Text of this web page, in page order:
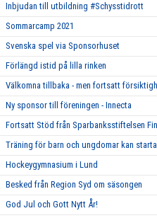
Inbjudan till utbildning #Schysstidrott
Sommarcamp 2021
Svenska spel via Sponsorhuset
Förlängd istid på lilla rinken
Välkomna tillbaka - men fortsatt
Ny sponsor till föreningen - Innecta
Fortsatt Stöd från Sparbanksstiftelsen
Träning för barn och ungdomar kan
Hockeygymnasium i Lund
Besked från Region Syd om säsongen
God Jul och Gott Nytt År!